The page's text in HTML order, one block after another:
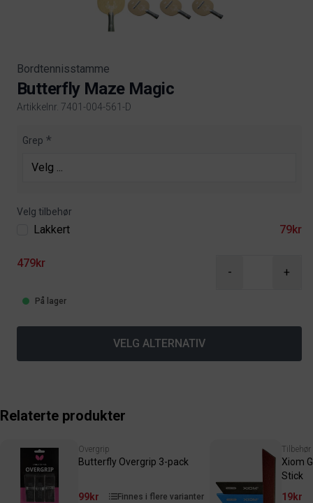
Bordtennisstamme
Butterfly Maze Magic
Artikkelnr. 7401-004-561-D
Product information
Grep
Velg tilbehør
Lakkert 79kr
479kr
- +
På lager
VELG ALTERNATIV
Relaterte produkter
Overgrip
Butterfly Overgrip 3-pack
99kr Finnes i flere varianter
Tilbehør
Xiom
Stick
19kr